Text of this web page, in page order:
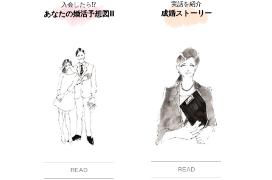
入会したら⁉
あなたの婚活予想図Ⅲ
READ
実話を紹介
成婚ストーリー
READ